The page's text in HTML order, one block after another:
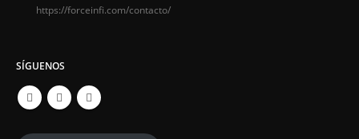
https://forceinfi.com/contacto/
SÍGUENOS